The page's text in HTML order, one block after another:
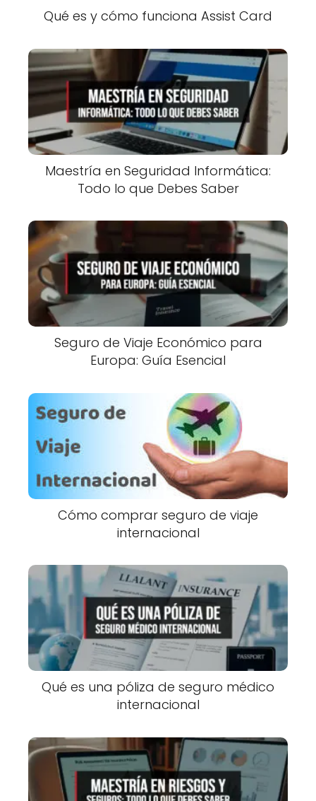
Qué es y cómo funciona Assist Card
Maestría en Seguridad Informática:
Todo lo que Debes Saber
Seguro de Viaje Económico para
Europa: Guía Esencial
Cómo comprar seguro de viaje
internacional
Qué es una póliza de seguro médico
internacional